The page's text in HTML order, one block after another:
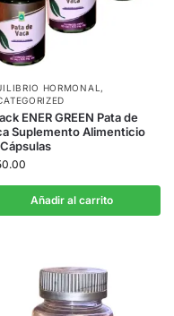
HORMONAL ,
ENER GREEN Pata de
Suplemento Alimenticio
Añadir al carrito